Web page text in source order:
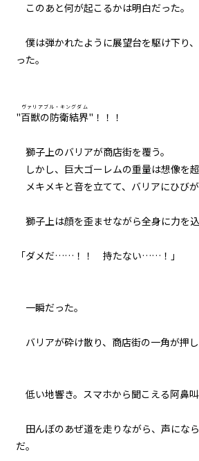
このあと何が起こるかは明白だった。
僕は弾かれたように展望台を駆け下り
った。
"百獣の防衛結界
ヴァリアブル・キングダム
"！！！
獅子上のバリアが商店街を覆う。
しかし、巨大ゴーレムの重量は想像を超
メキメキと音を立てて、バリアにひびが
獅子上は顔を歪ませながら全身に力を込
「ダメだ……！！ 持たない……！」
一瞬だった。
バリアが砕け散り、商店街の一角が押し
低い地響き。スマホから聞こえる阿鼻叫
田んぼのあぜ道を走りながら、声にな
だ。